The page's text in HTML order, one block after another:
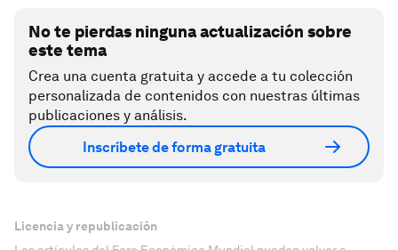
No te pierdas ninguna actualización sobre
este tema
Crea una cuenta gratuita y accede a tu colección
personalizada de contenidos con nuestras últimas
publicaciones y análisis.
Inscríbete de forma gratuita
Licencia y republicación